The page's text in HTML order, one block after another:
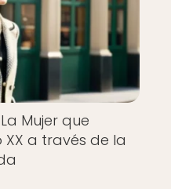
Mujer que
XX a través de la